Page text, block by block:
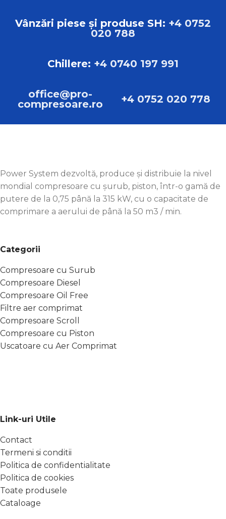
Vânzări piese și produse SH: +4 0752
020 788
Chillere: +4 0740 197 991
office@pro-
compresoare.ro
+4 0752 020 778
Power System dezvoltă, produce și distribuie la nivel
mondial compresoare cu șurub, piston, într-o gamă de
putere de la 0,75 până la 315 kW, cu o capacitate de
comprimare a aerului de până la 50 m3 / min.
Categorii
Compresoare cu Surub
Compresoare Diesel
Compresoare Oil Free
Filtre aer comprimat
Compresoare Scroll
Compresoare cu Piston
Uscatoare cu Aer Comprimat
Link-uri Utile
Contact
Termeni si conditii
Politica de confidentialitate
Politica de cookies
Toate produsele
Cataloage